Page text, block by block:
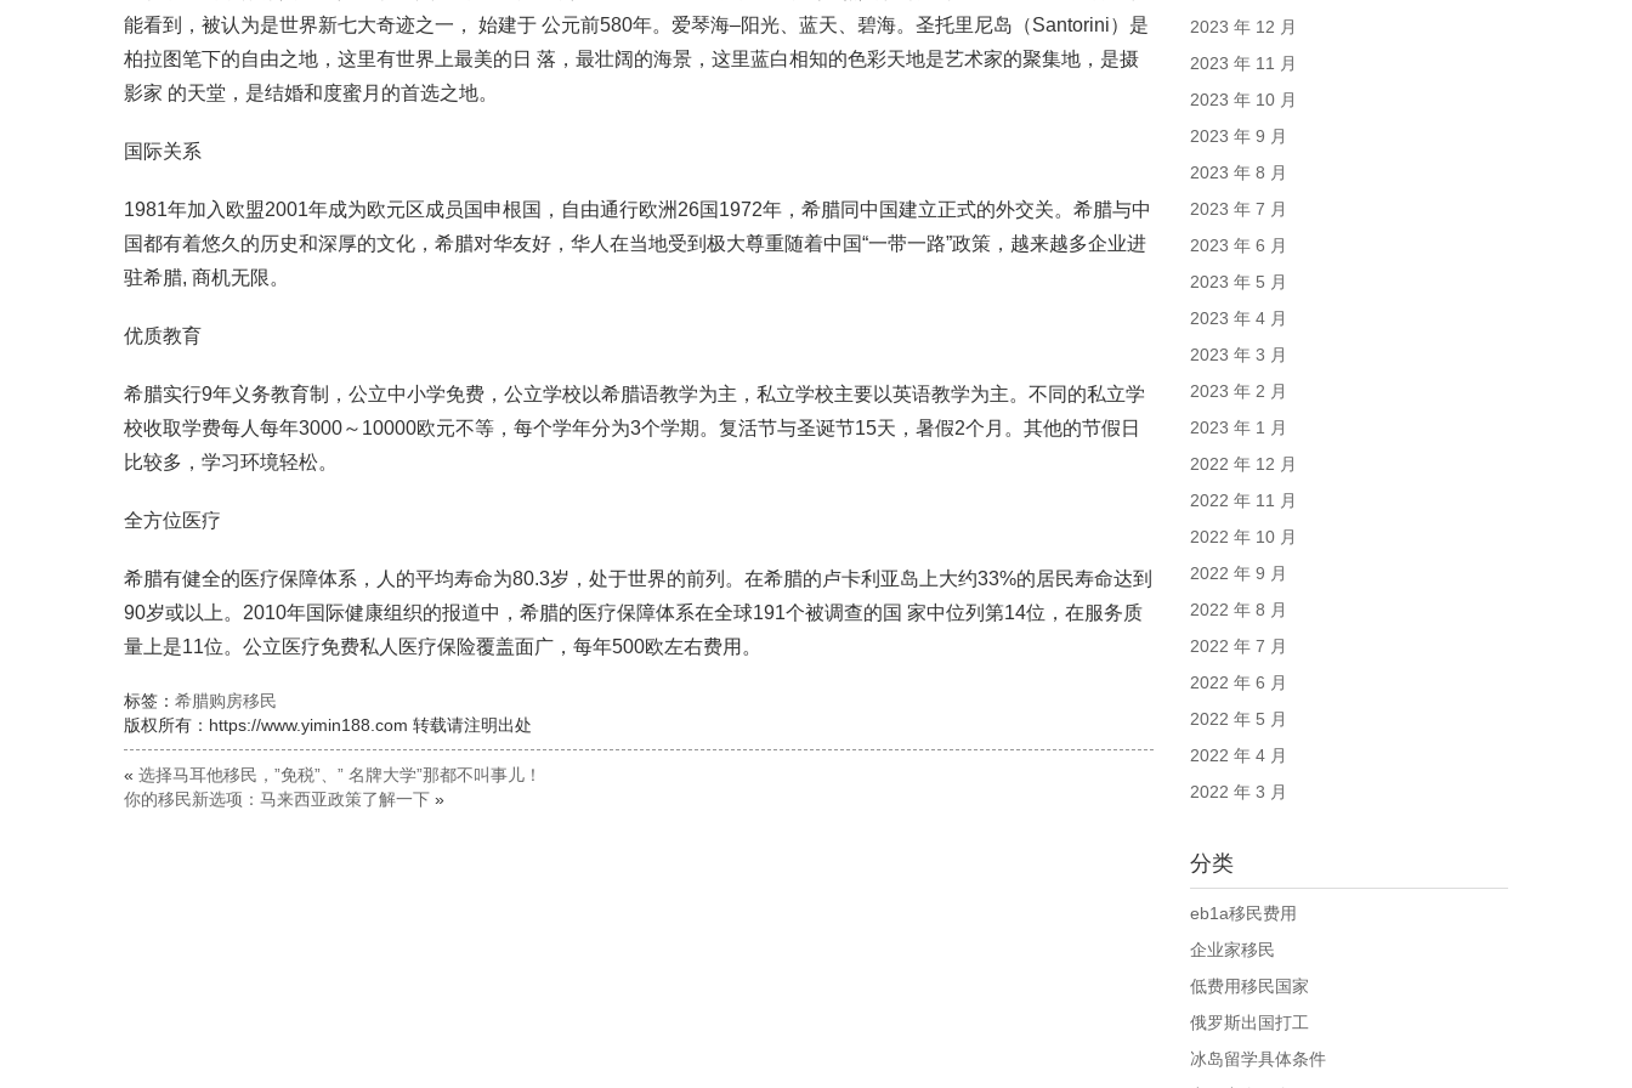
能看到，被认为是世界新七大奇迹之一， 始建于 公元前580年。爱琴海–阳光、蓝天、碧海。圣托里尼岛（Santorini）是
柏拉图笔下的自由之地，这里有世界上最美的日 落，最壮阔的海景，这里蓝白相知的色彩天地是艺术家的聚集地，是摄
影家 的天堂，是结婚和度蜜月的首选之地。
国际关系
1981年加入欧盟2001年成为欧元区成员国申根国，自由通行欧洲26国1972年，希腊同中国建立正式的外交关。希腊与中
国都有着悠久的历史和深厚的文化，希腊对华友好，华人在当地受到极大尊重随着中国“一带一路”政策，越来越多企业进
驻希腊, 商机无限。
优质教育
希腊实行9年义务教育制，公立中小学免费，公立学校以希腊语教学为主，私立学校主要以英语教学为主。不同的私立学
校收取学费每人每年3000～10000欧元不等，每个学年分为3个学期。复活节与圣诞节15天，暑假2个月。其他的节假日
比较多，学习环境轻松。
全方位医疗
希腊有健全的医疗保障体系，人的平均寿命为80.3岁，处于世界的前列。在希腊的卢卡利亚岛上大约33%的居民寿命达到
90岁或以上。2010年国际健康组织的报道中，希腊的医疗保障体系在全球191个被调查的国 家中位列第14位，在服务质
量上是11位。公立医疗免费私人医疗保险覆盖面广，每年500欧左右费用。
标签： 希腊购房移民
版权所有：https://www.yimin188.com 转载请注明出处
« 选择马耳他移民，”免税”、” 名牌大学”那都不叫事儿！
你的移民新选项：马来西亚政策了解一下 »
2023 年 12 月
2023 年 11 月
2023 年 10 月
2023 年 9 月
2023 年 8 月
2023 年 7 月
2023 年 6 月
2023 年 5 月
2023 年 4 月
2023 年 3 月
2023 年 2 月
2023 年 1 月
2022 年 12 月
2022 年 11 月
2022 年 10 月
2022 年 9 月
2022 年 8 月
2022 年 7 月
2022 年 6 月
2022 年 5 月
2022 年 4 月
2022 年 3 月
分类
eb1a移民费用
企业家移民
低费用移民国家
俄罗斯出国打工
冰岛留学具体条件